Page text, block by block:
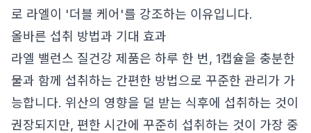
로 라엘이 '더블 케어'를 강조하는 이유입니다.
올바른 섭취 방법과 기대 효과
라엘 밸런스 질건강 제품은 하루 한 번, 1캡슐을 충분한
물과 함께 섭취하는 간편한 방법으로 꾸준한 관리가 가
능합니다. 위산의 영향을 덜 받는 식후에 섭취하는 것이
권장되지만, 편한 시간에 꾸준히 섭취하는 것이 가장 중